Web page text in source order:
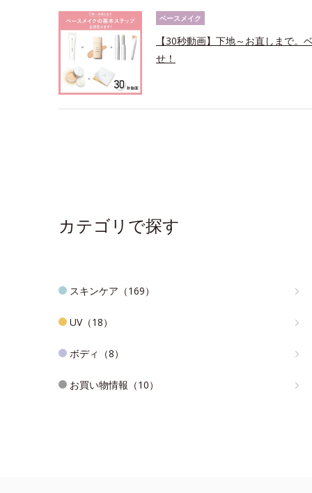
ベースメイク
【30秒動画】下地～お直しまで。
せ！
カテゴリで探す
スキンケア（169）
UV（18）
ボディ（8）
お買い物情報（10）